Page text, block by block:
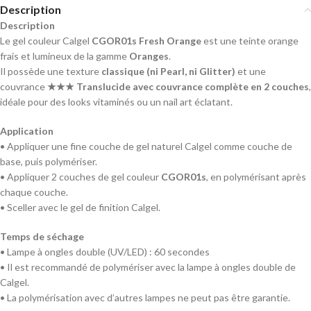
Description
Description
Le gel couleur Calgel CGOR01s Fresh Orangeest une teinte orange
frais et lumineux de la gamme Oranges.
Il possède une texture classique (ni Pearl, ni Glitter) et une
couvrance ★★★ Translucide avec couvrance complète en 2 couches,
idéale pour des looks vitaminés ou un nail art éclatant.
Application
• Appliquer une fine couche de gel naturel Calgel comme couche de
base, puis polymériser.
• Appliquer 2 couches de gel couleur CGOR01s, en polymérisant après
chaque couche.
• Sceller avec le gel de finition Calgel.
Temps de séchage
• Lampe à ongles double (UV/LED) : 60 secondes
• Il est recommandé de polymériser avec la lampe à ongles double de
Calgel.
• La polymérisation avec d’autres lampes ne peut pas être garantie.